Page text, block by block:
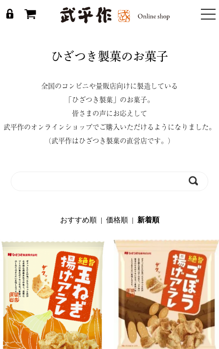
ひざつき製菓のお菓子
全国のコンビニや量販店向けに製造している
「ひざつき製菓」のお菓子。
皆さまの声にお応えして
武平作のオンラインショップでご購入いただけるようになりました。
（武平作はひざつき製菓の直営店です。）
おすすめ順| 価格順| 新着順